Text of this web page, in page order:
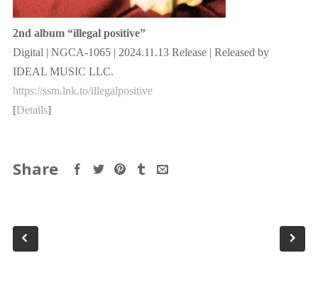
2nd album “illegal positive”
Digital | NGCA-1065 | 2024.11.13 Release | Released by
IDEAL MUSIC LLC.
https://ssm.lnk.to/illegalpositive
[Details]
Share